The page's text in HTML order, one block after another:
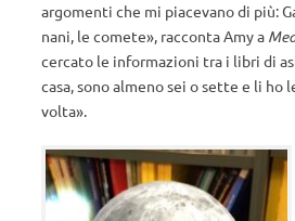
argomenti che mi piacevano di più:
nani, le comete», racconta Amy a
cercato le informazioni tra i libri di
casa, sono almeno sei o sette e li
volta».